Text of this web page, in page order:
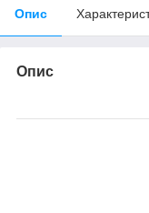
Опис
Опис